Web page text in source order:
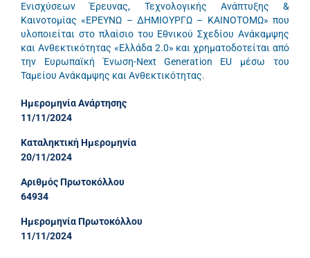
Ενισχύσεων Έρευνας, Τεχνολογικής Ανάπτυξης &
Καινοτομίας «ΕΡΕΥΝΩ – ΔΗΜΙΟΥΡΓΩ – ΚΑΙΝΟΤΟΜΩ» που
υλοποιείται στο πλαίσιο του Εθνικού Σχεδίου Ανάκαμψης
και Ανθεκτικότητας «Ελλάδα 2.0» και χρηματοδοτείται από
την Ευρωπαϊκή Ένωση-Next Generation EU μέσω του
Ταμείου Ανάκαμψης και Ανθεκτικότητας.
Ημερομηνία Ανάρτησης
11/11/2024
Καταληκτική Ημερομηνία
20/11/2024
Αριθμός Πρωτοκόλλου
64934
Ημερομηνία Πρωτοκόλλου
11/11/2024